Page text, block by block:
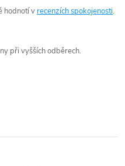
hodnotí v recenzích spokojenosti.
při vyšších odběrech.